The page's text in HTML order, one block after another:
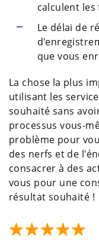
calculent
Le délai de
que vous
La chose la plus
utilisant les
souhaité sans
processus vous-
problème pour
des nerfs et de
consacrer à des
vous pour une
résultat souhaité !